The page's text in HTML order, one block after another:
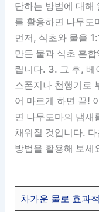
단하는 방법에 대해
를 활용하면 나무도
먼저, 식초와 물을
만든 물과 식초 혼
립니다. 3. 그 후, 베
스폰지나 천행기로
어 마르게 하면 끝!
면 나무도마의 냄새
채워질 것입니다.
방법을 활용해 보세
차가운 물로 효과